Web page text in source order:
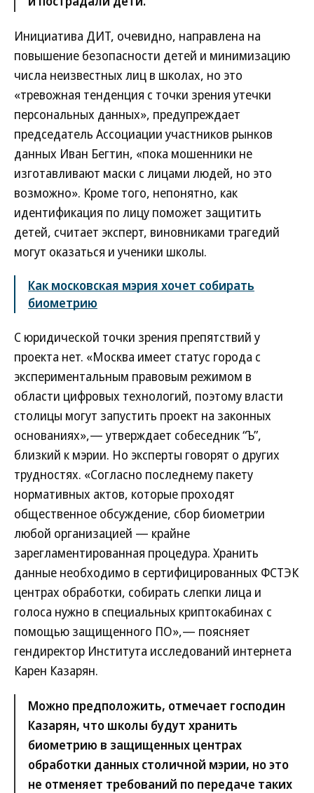
Инициатива ДИТ, очевидно, направлена на
повышение безопасности детей и минимизацию
числа неизвестных лиц в школах, но это
«тревожная тенденция с точки зрения утечки
персональных данных», предупреждает
председатель Ассоциации участников рынков
данных Иван Бегтин, «пока мошенники не
изготавливают маски с лицами людей, но это
возможно». Кроме того, непонятно, как
идентификация по лицу поможет защитить
детей, считает эксперт, виновниками трагедий
могут оказаться и ученики школы.
Как московская мэрия хочет собирать
биометрию
С юридической точки зрения препятствий у
проекта нет. «Москва имеет статус города с
экспериментальным правовым режимом в
области цифровых технологий, поэтому власти
столицы могут запустить проект на законных
основаниях»,— утверждает собеседник “Ъ”,
близкий к мэрии. Но эксперты говорят о других
трудностях. «Согласно последнему пакету
нормативных актов, которые проходят
общественное обсуждение, сбор биометрии
любой организацией — крайне
зарегламентированная процедура. Хранить
данные необходимо в сертифицированных ФСТЭК
центрах обработки, собирать слепки лица и
голоса нужно в специальных криптокабинах с
помощью защищенного ПО»,— поясняет
гендиректор Института исследований интернета
Карен Казарян.
Можно предположить, отмечает господин
Казарян, что школы будут хранить
биометрию в защищенных центрах
обработки данных столичной мэрии, но это
не отменяет требований по передаче таких